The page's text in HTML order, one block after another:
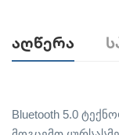
Აღწერა
Bluetooth 5.0